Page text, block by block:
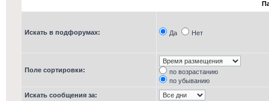
Искать в подфорумах: Да Нет
Поле сортировки:
по возрастанию
по убыванию
Искать сообщения за: